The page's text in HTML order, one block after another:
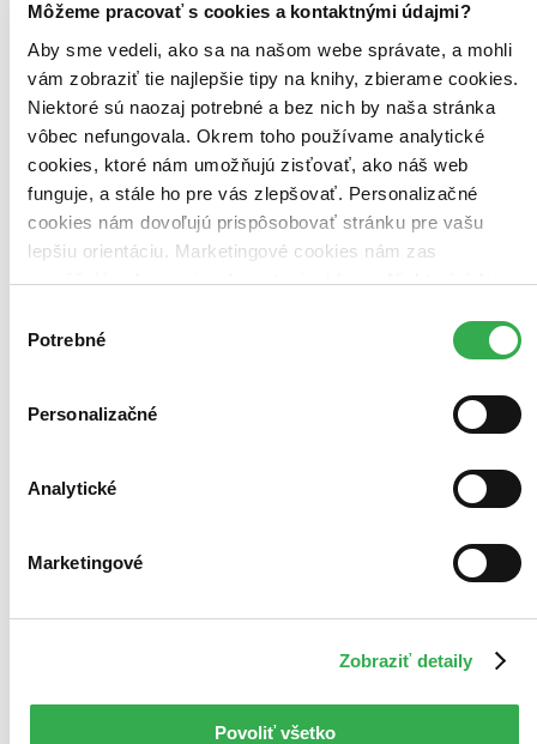
Môžeme pracovať s cookies a kontaktnými údajmi?
Aby sme vedeli, ako sa na našom webe správate, a mohli
vám zobraziť tie najlepšie tipy na knihy, zbierame cookies.
Niektoré sú naozaj potrebné a bez nich by naša stránka
vôbec nefungovala. Okrem toho používame analytické
cookies, ktoré nám umožňujú zisťovať, ako náš web
funguje, a stále ho pre vás zlepšovať. Personalizačné
cookies nám dovoľujú prispôsobovať stránku pre vašu
lepšiu orientáciu. Marketingové cookies nám zas
umožňujú zobrazenie relevantnej reklamy. Niektoré údaje
keby sme mohli používať všetky tieto cookies. Ďakujeme!
súhlasu
Potrebné
Personalizačné
Analytické
Marketingové
Zobraziť detaily
Povoliť všetko
Bestsellery
Top hodnotené
Novinky
Najdrahšie
Najlacnejšie
Najvyššia zľava
Použité filtre
Zrušiť filtre
čítané - mierne opotrebované